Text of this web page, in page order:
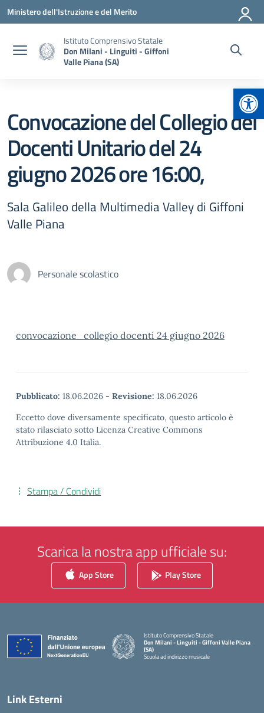
Vai ai contenuti
Vai al menu di navigazione
Vai al footer
Ministero dell'Istruzione e del Merito
Istituto Comprensivo Statale
Don Milani - Linguiti - Giffoni
Valle Piana (SA)
Convocazione del Collegio dei
Docenti Unitario del 24
giugno 2026 ore 16:00,
Sala Galileo della Multimedia Valley di Giffoni
Valle Piana
Personale scolastico
convocazione_collegio docenti 24 giugno 2026
Pubblicato: 18.06.2026 - Revisione: 18.06.2026
Eccetto dove diversamente specificato, questo articolo è
stato rilasciato sotto Licenza Creative Commons
Attribuzione 4.0 Italia.
Stampa / Condividi
Scarica la nostra app ufficiale su:
App Store Play Store
Istituto Comprensivo Statale
Don Milani - Linguiti - Giffoni Valle Piana
(SA)
Scuola ad indirizzo musicale
Link Esterni